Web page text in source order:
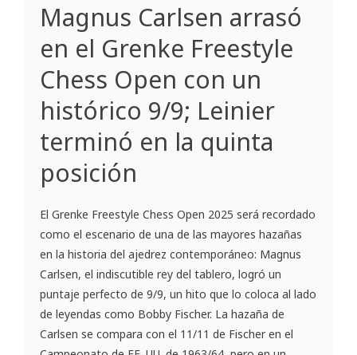
Magnus Carlsen arrasó
en el Grenke Freestyle
Chess Open con un
histórico 9/9; Leinier
terminó en la quinta
posición
El Grenke Freestyle Chess Open 2025 será recordado
como el escenario de una de las mayores hazañas
en la historia del ajedrez contemporáneo: Magnus
Carlsen, el indiscutible rey del tablero, logró un
puntaje perfecto de 9/9, un hito que lo coloca al lado
de leyendas como Bobby Fischer. La hazaña de
Carlsen se compara con el 11/11 de Fischer en el